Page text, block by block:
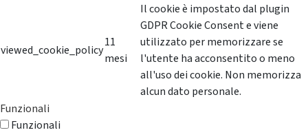
viewed_cookie_policy
11
mesi
Il cookie è impostato dal plugin
GDPR Cookie Consent e viene
utilizzato per memorizzare se
l'utente ha acconsentito o meno
all'uso dei cookie. Non memorizza
alcun dato personale.
Funzionali
Funzionali